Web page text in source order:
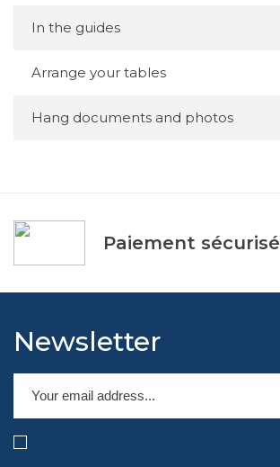
In the guides
Arrange your tables
Hang documents and photos
Paiement sécurisé
Newsletter